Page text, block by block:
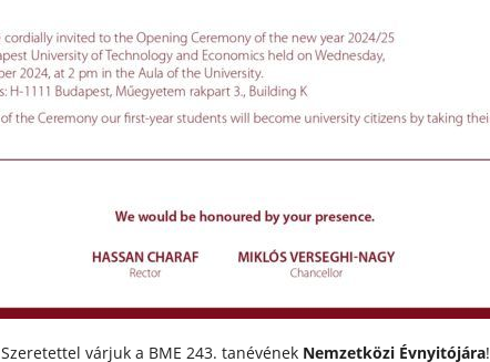
Szeretettel várjuk a BME 243. tanévének Nemzetközi Évnyitójára!